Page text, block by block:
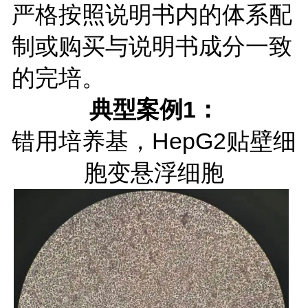
严格按照说明书内的体系配
制或购买与说明书成分一致
的完培。
典型案例1：
错用培养基，HepG2贴壁细
胞变悬浮细胞